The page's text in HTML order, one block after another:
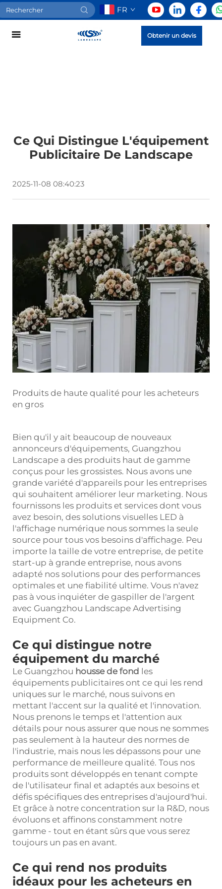
FR
Obtenir un devis
Ce Qui Distingue L'équipement
Publicitaire De Landscape
2025-11-08 08:40:23
Produits de haute qualité pour les acheteurs
en gros
Bien qu'il y ait beaucoup de nouveaux
annonceurs d'équipements, Guangzhou
Landscape a des produits haut de gamme
conçus pour les grossistes. Nous avons une
grande variété d'appareils pour les entreprises
qui souhaitent améliorer leur marketing. Nous
fournissons les produits et services dont vous
avez besoin, des solutions visuelles LED à
l'affichage numérique nous sommes la seule
source pour tous vos besoins d'affichage. Peu
importe la taille de votre entreprise, de petite
start-up à grande entreprise, nous avons
adapté nos solutions pour des performances
optimales et une fiabilité ultime. Vous n'avez
pas à vous inquiéter de gaspiller de l'argent
avec Guangzhou Landscape Advertising
Equipment Co.
Ce qui distingue notre
équipement du marché
Le Guangzhou housse de fond les
équipements publicitaires ont ce qui les rend
uniques sur le marché, nous suivons en
mettant l'accent sur la qualité et l'innovation.
Nous prenons le temps et l'attention aux
détails pour nous assurer que nous ne sommes
pas seulement à la hauteur des normes de
l'industrie, mais nous les dépassons pour une
performance de meilleure qualité. Tous nos
produits sont développés en tenant compte
de l'utilisateur final et adaptés aux besoins et
défis spécifiques des entreprises d'aujourd'hui.
Et grâce à notre concentration sur la R&D, nous
évoluons et affinons constamment notre
gamme - tout en étant sûrs que vous serez
toujours un pas en avant.
Ce qui rend nos produits
idéaux pour les acheteurs en